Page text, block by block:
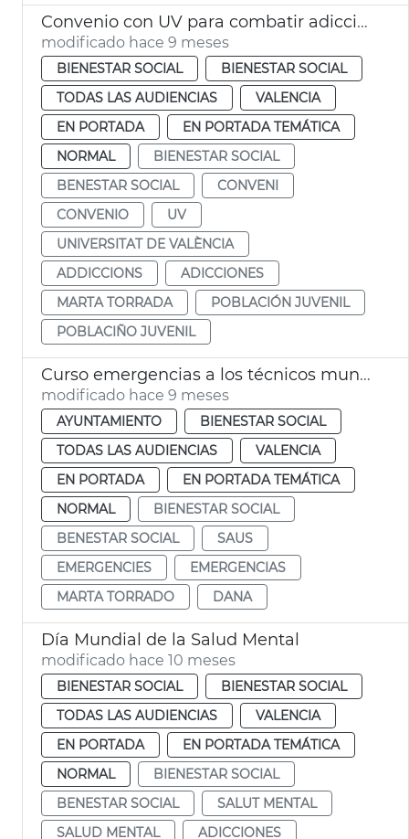
Convenio con UV para combatir adicciones en jóvenes
modificado hace 9 meses
BIENESTAR SOCIAL
BIENESTAR SOCIAL
TODAS LAS AUDIENCIAS
VALENCIA
EN PORTADA
EN PORTADA TEMÁTICA
NORMAL
BIENESTAR SOCIAL
BENESTAR SOCIAL
CONVENI
CONVENIO
UV
UNIVERSITAT DE VALÈNCIA
ADDICCIONS
ADICCIONES
MARTA TORRADA
POBLACIÓN JUVENIL
POBLACIÑO JUVENIL
Curso emergencias a los técnicos municipales de Bienestar Social
modificado hace 9 meses
AYUNTAMIENTO
BIENESTAR SOCIAL
TODAS LAS AUDIENCIAS
VALENCIA
EN PORTADA
EN PORTADA TEMÁTICA
NORMAL
BIENESTAR SOCIAL
BENESTAR SOCIAL
SAUS
EMERGENCIES
EMERGENCIAS
MARTA TORRADO
DANA
Día Mundial de la Salud Mental
modificado hace 10 meses
BIENESTAR SOCIAL
BIENESTAR SOCIAL
TODAS LAS AUDIENCIAS
VALENCIA
EN PORTADA
EN PORTADA TEMÁTICA
NORMAL
BIENESTAR SOCIAL
BENESTAR SOCIAL
SALUT MENTAL
SALUD MENTAL
ADICCIONES